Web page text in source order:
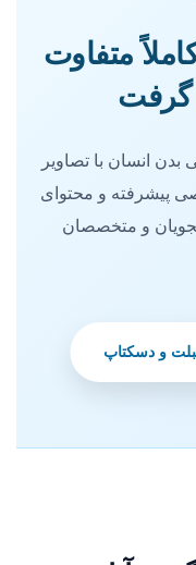
متفاوت
گرفت
انسان با تصاویر
پیشرفته و محتوای
و متخصصان
و دسکتاپ